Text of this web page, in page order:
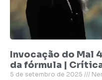
Invocação do Mal
da fórmula |
5 de setembro de 2025